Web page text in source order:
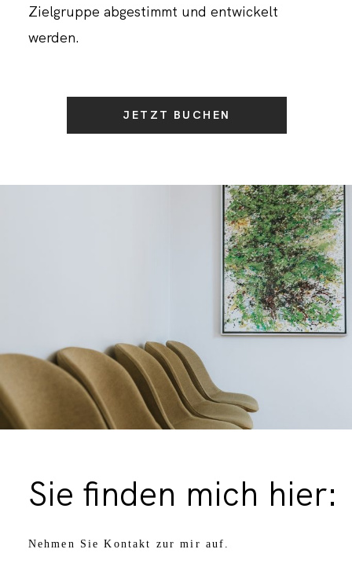
Zielgruppe abgestimmt und entwickelt
werden.
JETZT BUCHEN
Sie finden mich hier:
Nehmen Sie Kontakt zur mir auf.